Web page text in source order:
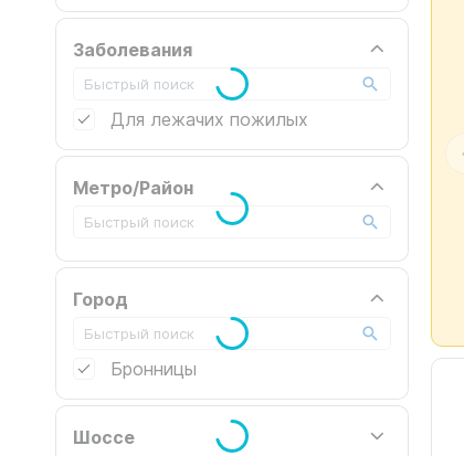
Заболевания
Для лежачих пожилых
Метро/Район
Город
Бронницы
Шоссе